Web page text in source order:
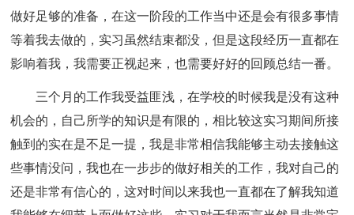
做好足够的准备，在这一阶段的工作当中还是会有很多事情
等着我去做的，实习虽然结束都没，但是这段经历一直都在
影响着我，我需要正视起来，也需要好好的回顾总结一番。
三个月的工作我受益匪浅，在学校的时候我是没有这种
机会的，自己所学的知识是有限的，相比较这实习期间所接
触到的实在是不足一提，我是非常相信我能够主动去接触这
些事情没问，我也在一步步的做好相关的工作，我对自己的
还是非常有信心的，这对时间以来我也一直都在了解我知道